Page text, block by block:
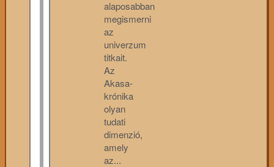
alaposabban
megismerni
az
univerzum
titkait.
Az
Akasa-
krónika
olyan
tudati
dimenzió,
amely
az...